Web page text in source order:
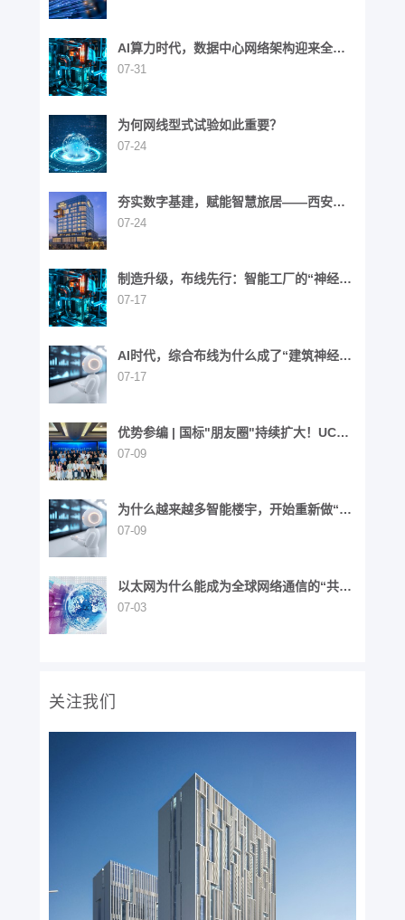
AI算力时代，数据中心网络架构迎来全面
演进
07-31
为何网线型式试验如此重要？
07-24
夯实数字基建，赋能智慧旅居——西安高
新区英迪格酒店
07-24
制造升级，布线先行：智能工厂的“神经网
络”重构之路
07-17
AI时代，综合布线为什么成了“建筑神经网
络”？
07-17
优势参编 | 国标"朋友圈"持续扩大！UCS
同步参与6项国家标准制定
07-09
为什么越来越多智能楼宇，开始重新做“布
线”这件事？
07-09
以太网为什么能成为全球网络通信的“共同
语言”？
07-03
关注我们